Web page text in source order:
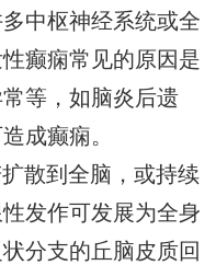
中枢神经系统或全
癫痫常见的原因是
等，如脑炎后遗
成癫痫。
散到全脑，或持续
发作可发展为全身
分支的丘脑皮质回